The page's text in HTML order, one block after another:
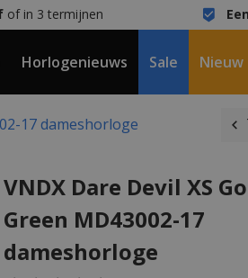
of in 3 termijnen
Horlogenieuws Sale Nieuw
17 dameshorloge
VNDX Dare Devil XS
Green MD43002-17
dameshorloge